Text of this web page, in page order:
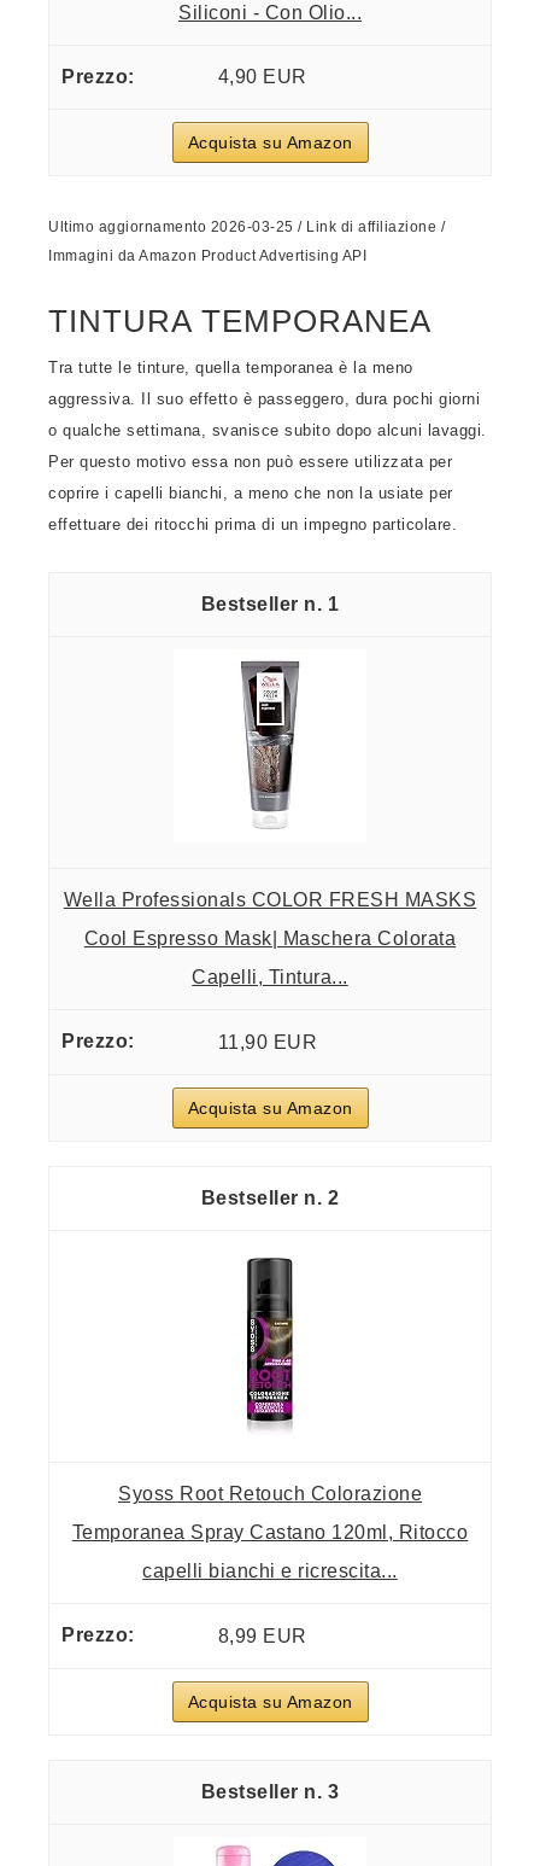
Siliconi - Con Olio...
4,90 EUR
Acquista su Amazon
Ultimo aggiornamento 2026-03-25 / Link di affiliazione /
Immagini da Amazon Product Advertising API
TINTURA TEMPORANEA
Tra tutte le tinture, quella temporanea è la meno
aggressiva. Il suo effetto è passeggero, dura pochi giorni
o qualche settimana, svanisce subito dopo alcuni lavaggi.
Per questo motivo essa non può essere utilizzata per
coprire i capelli bianchi, a meno che non la usiate per
effettuare dei ritocchi prima di un impegno particolare.
1
Wella Professionals COLOR FRESH MASKS
Cool Espresso Mask| Maschera Colorata
Capelli, Tintura...
11,90 EUR
Acquista su Amazon
2
Syoss Root Retouch Colorazione
Temporanea Spray Castano 120ml, Ritocco
capelli bianchi e ricrescita...
8,99 EUR
Acquista su Amazon
3